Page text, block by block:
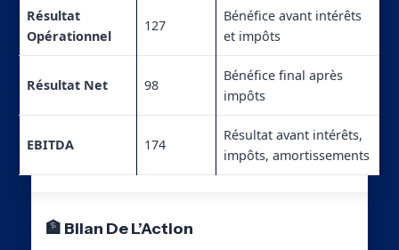
Résultat
Opérationnel
127
Bénéfice avant intérêts
et impôts
Résultat Net 98
Bénéfice final après
impôts
EBITDA 174
Résultat avant intérêts,
impôts, amortissements
🏦 Bilan De L’Action